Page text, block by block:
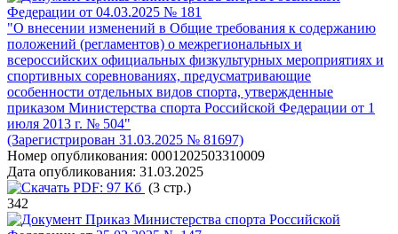
Федерации от 04.03.2025 № 181
"О внесении изменений в Общие требования к содержанию
положений (регламентов) о межрегиональных и
всероссийских официальных физкультурных мероприятиях и
спортивных соревнованиях, предусматривающие
особенности отдельных видов спорта, утвержденные
приказом Министерства спорта Российской Федерации от 1
июля 2013 г. № 504"
(Зарегистрирован 31.03.2025 № 81697)
Номер опубликования: 0001202503310009
Дата опубликования: 31.03.2025
PDF: 97 Кб (3 стр.)
342
Приказ Министерства спорта Российской